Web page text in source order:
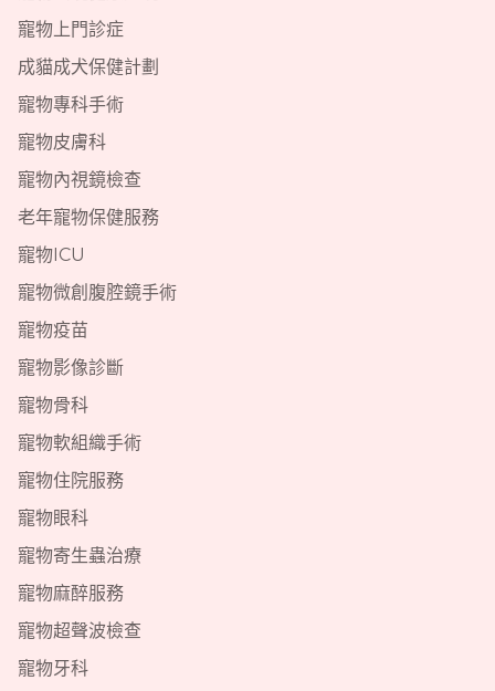
寵物上門診症
成貓成犬保健計劃
寵物專科手術
寵物皮膚科
寵物內視鏡檢查
老年寵物保健服務
寵物ICU
寵物微創腹腔鏡手術
寵物疫苗
寵物影像診斷
寵物骨科
寵物軟組織手術
寵物住院服務
寵物眼科
寵物寄生蟲治療
寵物麻醉服務
寵物超聲波檢查
寵物牙科